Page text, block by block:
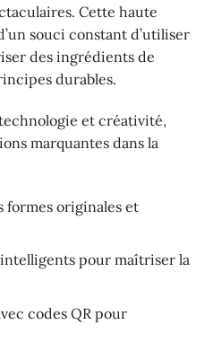
Cette haute
souci constant d’utiliser
des ingrédients de
durables.
et créativité,
marquantes dans la
formes originales et
pour maîtriser la
codes QR pour